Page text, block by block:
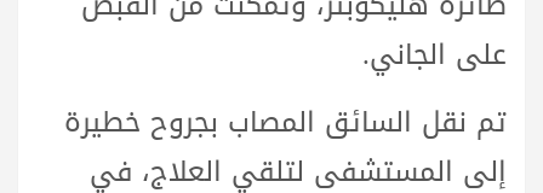
على الجاني.
تم نقل السائق المصاب بجروح خطيرة
إلى المستشفى لتلقي العلاج، في